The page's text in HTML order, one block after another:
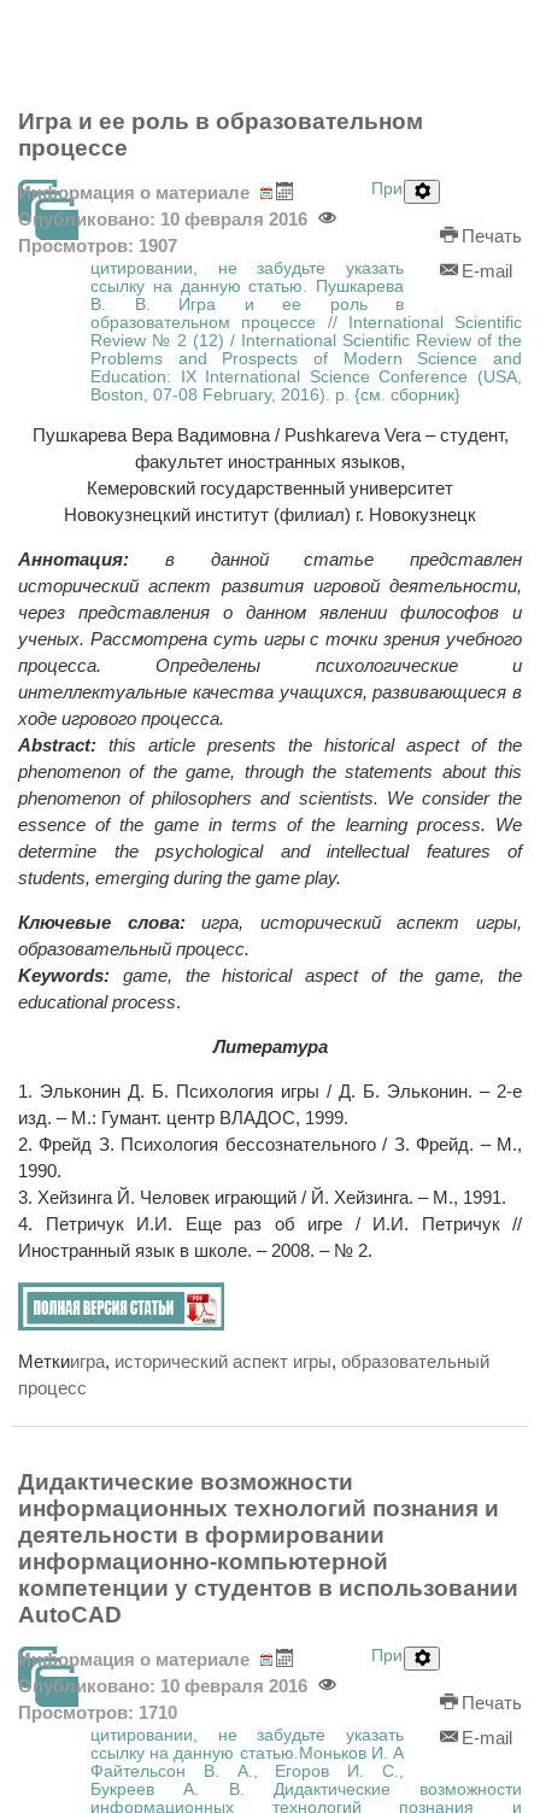
Игра и ее роль в образовательном
процессе
Печать
E-mail
Информация о материале
Опубликовано: 10 февраля 2016
Просмотров: 1907
При
цитировании, не забудьте указать
ссылку на данную статью. Пушкарева
В. В. Игра и ее роль в
образовательном процессе // International Scientific
Review № 2 (12) / International Scientific Review of the
Problems and Prospects of Modern Science and
Education: IX International Science Conference (USA,
Boston, 07-08 February, 2016). p. {см. сборник}
Пушкарева Вера Вадимовна / Pushkareva Vera – cтудент,
факультет иностранных языков,
Кемеровский государственный университет
Новокузнецкий институт (филиал) г. Новокузнецк
Аннотация: в данной статье представлен
исторический аспект развития игровой деятельности,
через представления о данном явлении философов и
ученых. Рассмотрена суть игры с точки зрения учебного
процесса. Определены психологические и
интеллектуальные качества учащихся, развивающиеся в
ходе игрового процесса.
Abstract: this article presents the historical aspect of the
phenomenon of the game, through the statements about this
phenomenon of philosophers and scientists. We consider the
essence of the game in terms of the learning process. We
determine the psychological and intellectual features of
students, emerging during the game play.
Ключевые слова:игра, исторический аспект игры,
образовательный процесс.
Keywords: game, the historical aspect of the game, the
educational process.
Литература
1. Эльконин Д. Б. Психология игры / Д. Б. Эльконин. – 2-е
изд. – М.: Гумант. центр ВЛАДОС, 1999.
2. Фрейд З. Психология бессознательного / З. Фрейд. – М.,
1990.
3. Хейзинга Й. Человек играющий / Й. Хейзинга. – М., 1991.
4. Петричук И.И. Еще раз об игре / И.И. Петричук //
Иностранный язык в школе. – 2008. – № 2.
Меткиигра, исторический аспект игры, образовательный
процесс
Дидактические возможности
информационных технологий познания и
деятельности в формировании
информационно-компьютерной
компетенции у студентов в использовании
AutoCAD
Печать
E-mail
Информация о материале
Опубликовано: 10 февраля 2016
Просмотров: 1710
При
цитировании, не забудьте указать
ссылку на данную статью.Моньков И. А
Файтельсон В. А., Егоров И. С.,
Букреев А. В. Дидактические возможности
информационных технологий познания и